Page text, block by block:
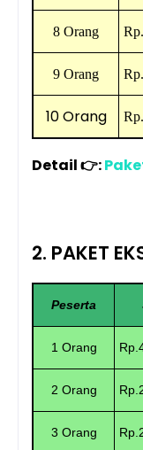
8 Orang
9 Orang
10 Orang
Detail 👉:
2. PAKET
Peserta
1 Orang
2 Orang
3 Orang